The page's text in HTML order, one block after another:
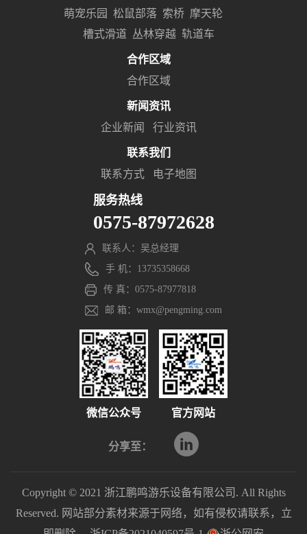
萌宠乐园
松鼠部落 索桥 摩天轮
槽式滑道 丛林穿越 轨道车
合作区域
合作区域
新闻资讯
企业新闻
行业资讯
联系我们
联系方式
电子地图
服务热线
0575-87972628
联系人：吴总经理
手 机：13735358668
传 真：0575-87977818
邮 箱：wmx@pengming.com
微信公众号 官方网站
分享至：
Copyright © 2021 浙江鹏鸣游乐设备有限公司. All Rights
Reserved. 网站部分素材来源于网络，如有侵权请联系，立